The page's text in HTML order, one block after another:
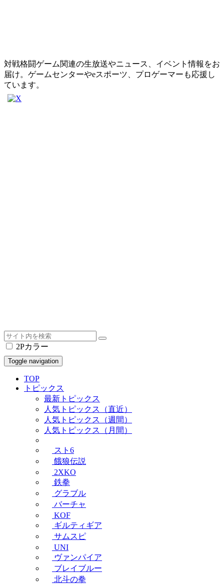
対戦格闘ゲーム関連の生放送やニュース、イベント情報をお
届け。ゲームセンターやeスポーツ、プロゲーマーも応援し
ています。
2Pカラー
Toggle navigation
TOP
トピックス
最新トピックス
人気トピックス（直近）
人気トピックス（週間）
人気トピックス（月間）
スト6
餓狼伝説
2XKO
鉄拳
グラブル
バーチャ
KOF
ギルティギア
サムスピ
UNI
ヴァンパイア
ブレイブルー
北斗の拳